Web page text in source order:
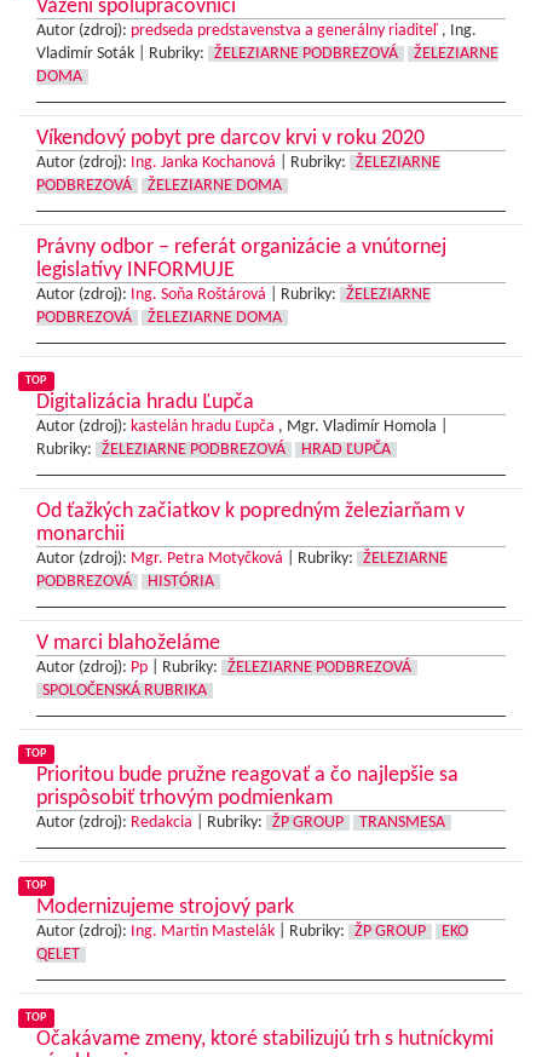
Vážení spolupracovníci
Autor (zdroj): predseda predstavenstva a generálny riaditeľ , Ing.
Vladimír Soták |
Rubriky: ŽELEZIARNE PODBREZOVÁ
ŽELEZIARNE
DOMA
Víkendový pobyt pre darcov krvi v roku 2020
Autor (zdroj): Ing. Janka Kochanová Rubriky:
ŽELEZIARNE
PODBREZOVÁ
ŽELEZIARNE DOMA
Právny odbor – referát organizácie a vnútornej
legislatívy INFORMUJE
Autor (zdroj): Ing. Soňa Roštárová Rubriky:
ŽELEZIARNE
PODBREZOVÁ
ŽELEZIARNE DOMA
TOP
Digitalizácia hradu Ľupča
Autor (zdroj): kastelán hradu Ľupča , Mgr. Vladimír Homola |
Rubriky:
ŽELEZIARNE PODBREZOVÁ HRAD ĽUPČA
Od ťažkých začiatkov k popredným železiarňam v
monarchii
Autor (zdroj): Mgr. Petra Motyčková Rubriky:
ŽELEZIARNE
PODBREZOVÁ
HISTÓRIA
V marci blahoželáme
Autor (zdroj): Pp Rubriky:
ŽELEZIARNE PODBREZOVÁ
SPOLOČENSKÁ RUBRIKA
TOP
Prioritou bude pružne reagovať a čo najlepšie sa
prispôsobiť trhovým podmienkam
Autor (zdroj): Redakcia Rubriky: ŽP GROUP TRANSMESA
TOP
Modernizujeme strojový park
Autor (zdroj): Ing. Martin Mastelák Rubriky: ŽP GROUP
EKO
QELET
TOP
Očakávame zmeny, ktoré stabilizujú trh s hutníckymi